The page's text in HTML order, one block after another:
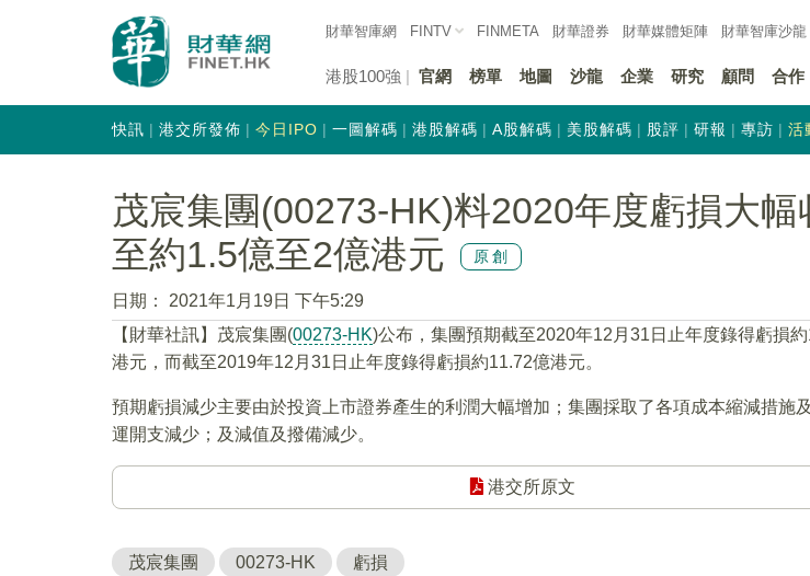
財華智庫網 FINTV FINMETA 財華證券 財華媒體矩陣 財華智庫沙龍
港股100強 官網 榜單 地圖 沙龍 企業 研究 顧問 合作
快訊 港交所發佈 今日IPO 一圖解碼 港股解碼 A股解碼 美股解碼 股評 研報 專訪 活
茂宸集團(00273-HK)料2020年度虧損大幅
至約1.5億至2億港元
原創
日期：
2021年1月19日 下午5:29
【財華社訊】茂宸集團(00273-HK)公布，集團預期截至2020年12月31日止年度錄得虧損
港元，而截至2019年12月31日止年度錄得虧損約11.72億港元。
預期虧損減少主要由於投資上市證券產生的利潤大幅增加；集團採取了各項成本縮減措施
運開支減少；及減值及撥備減少。
港交所原文
茂宸集團 00273-HK 虧損